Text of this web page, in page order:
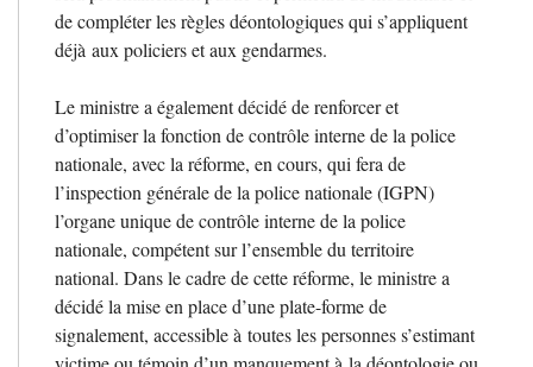
de compléter les règles déontologiques qui s’appliquent
déjà aux policiers et aux gendarmes.
Le ministre a également décidé de renforcer et
d’optimiser la fonction de contrôle interne de la police
nationale, avec la réforme, en cours, qui fera de
l’inspection générale de la police nationale (IGPN)
l’organe unique de contrôle interne de la police
nationale, compétent sur l’ensemble du territoire
national. Dans le cadre de cette réforme, le ministre a
décidé la mise en place d’une plate-forme de
signalement, accessible à toutes les personnes s’estimant